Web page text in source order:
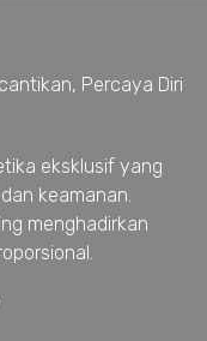
Percaya Diri
eksklusif yang
keamanan.
menghadirkan